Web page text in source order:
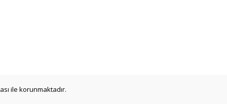
ile korunmaktadır.